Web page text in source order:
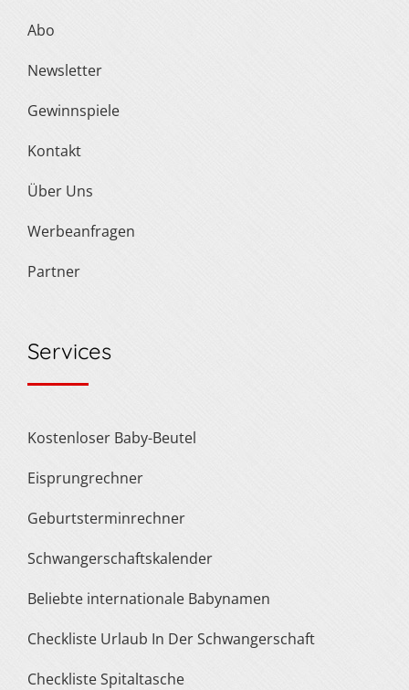
Abo
Newsletter
Gewinnspiele
Kontakt
Über Uns
Werbeanfragen
Partner
Services
Kostenloser Baby-Beutel
Eisprungrechner
Geburtsterminrechner
Schwangerschaftskalender
Beliebte internationale Babynamen
Checkliste Urlaub In Der Schwangerschaft
Checkliste Spitaltasche